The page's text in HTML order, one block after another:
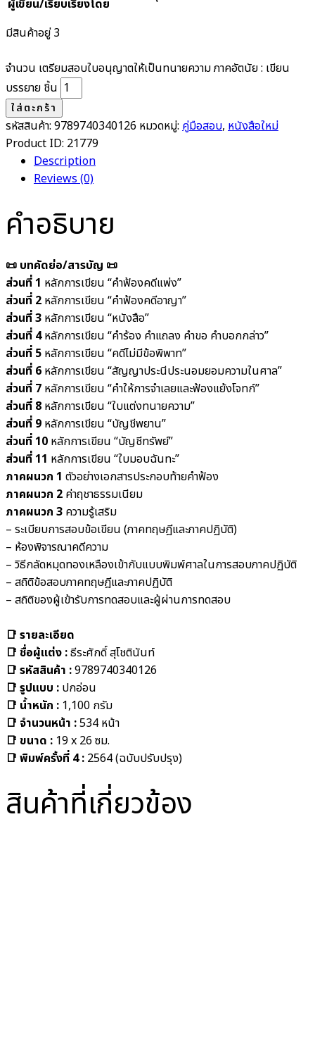
ผู้เขียน/เรียบเรียงโดย
มีสินค้าอยู่ 3
จำนวน เตรียมสอบใบอนุญาตให้เป็นทนายความ ภาคอัตนัย : เขียน
บรรยาย ชิ้น
ใส่ตะกร้า
รหัสสินค้า: 9789740340126 หมวดหมู่: คู่มือสอบ, หนังสือใหม่
Product ID: 21779
Description
Reviews (0)
คำอธิบาย
📜 บทคัดย่อ/สารบัญ 📜
ส่วนที่ 1 หลักการเขียน “คำฟ้องคดีแพ่ง”
ส่วนที่ 2 หลักการเขียน “คำฟ้องคดีอาญา”
ส่วนที่ 3 หลักการเขียน “หนังสือ”
ส่วนที่ 4หลักการเขียน “คำร้อง คำแถลง คำขอ คำบอกกล่าว”
ส่วนที่ 5 หลักการเขียน “คดีไม่มีข้อพิพาท”
ส่วนที่ 6 หลักการเขียน “สัญญาประนีประนอมยอมความในศาล”
ส่วนที่ 7 หลักการเขียน “คำให้การจำเลยและฟ้องแย้งโจทก์”
ส่วนที่ 8 หลักการเขียน “ใบแต่งทนายความ”
ส่วนที่ 9 หลักการเขียน “บัญชีพยาน”
ส่วนที่ 10 หลักการเขียน “บัญชีทรัพย์”
ส่วนที่ 11 หลักการเขียน “ใบมอบฉันทะ”
ภาคผนวก 1 ตัวอย่างเอกสารประกอบท้ายคำฟ้อง
ภาคผนวก 2 ค่าฤชาธรรมเนียม
ภาคผนวก 3 ความรู้เสริม
– ระเบียบการสอบข้อเขียน (ภาคทฤษฎีและภาคปฏิบัติ)
– ห้องพิจารณาคดีความ
– วิธีกลัดหมุดทองเหลืองเข้ากับแบบพิมพ์ศาลในการสอบภาคปฏิบัติ
– สถิติข้อสอบภาคทฤษฎีและภาคปฏิบัติ
– สถิติของผู้เข้ารับการทดสอบและผู้ผ่านการทดสอบ
📑 รายละเอียด
📑 ชื่อผู้แต่ง :ธีระศักดิ์ สุโชตินันท์
📑 รหัสสินค้า :9789740340126
📑 รูปแบบ : ปกอ่อน
📑 น้ำหนัก : 1,100 กรัม
📑 จำนวนหน้า :534 หน้า
📑 ขนาด : 19 x 26 ซม.
📑 พิมพ์ครั้งที่ 4 : 2564 (ฉบับปรับปรุง)
สินค้าที่เกี่ยวข้อง